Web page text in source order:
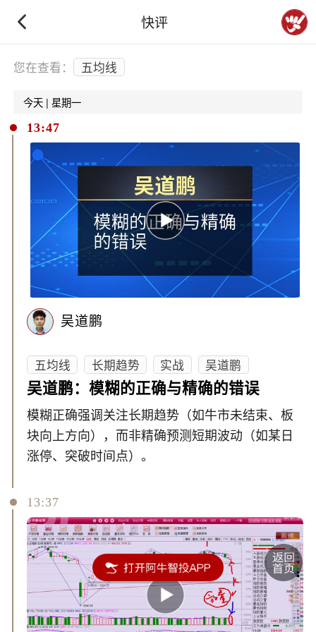
快评
下拉刷新
您在查看： 五均线
今天 | 星期一
13:47
吴道鹏
五均线 长期趋势 实战
吴道鹏
吴道鹏：模糊的正确与精确的错误
模糊正确强调关注长期趋势（如牛市未结束、板
块向上方向），而非精确预测短期波动（如某日
涨停、突破时间点）。
13:37